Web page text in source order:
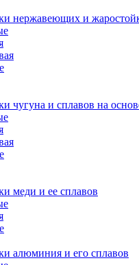
нержавеющих и
чугуна и сплавов на
меди и ее сплавов
алюминия и его сплавов